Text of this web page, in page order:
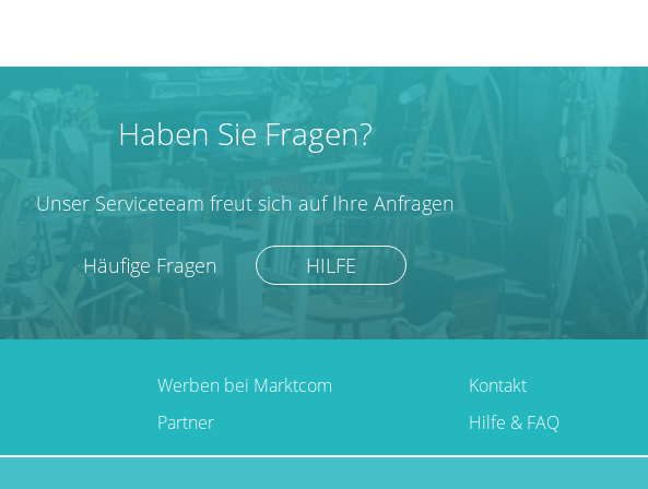
Haben Sie Fragen?
Unser Serviceteam freut sich auf Ihre Anfragen
Häufige Fragen HILFE
Werben bei Marktcom
Partner
Kontakt
Hilfe & FAQ